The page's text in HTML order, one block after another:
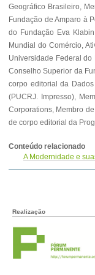
Geográfico Brasileiro,
Fundação de Amparo à
do Fundação Eva
Mundial do Comércio,
Universidade Federal
Conselho Superior da
corpo editorial da
(PUCRJ. Impresso),
Corporations, Membro
de corpo editorial da
Conteúdo relacionado
A Modernidade e
Realização